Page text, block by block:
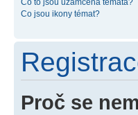
Co to jsou uzamčená témata?
Co jsou ikony témat?
Proč se